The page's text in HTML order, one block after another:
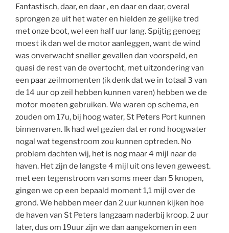
Fantastisch, daar, en daar , en daar en daar, overal
sprongen ze uit het water en hielden ze gelijke tred
met onze boot, wel een half uur lang. Spijtig genoeg
moest ik dan wel de motor aanleggen, want de wind
was onverwacht sneller gevallen dan voorspeld, en
quasi de rest van de overtocht, met uitzondering van
een paar zeilmomenten (ik denk dat we in totaal 3 van
de 14 uur op zeil hebben kunnen varen) hebben we de
motor moeten gebruiken. We waren op schema, en
zouden om 17u, bij hoog water, St Peters Port kunnen
binnenvaren. Ik had wel gezien dat er rond hoogwater
nogal wat tegenstroom zou kunnen optreden. No
problem dachten wij, het is nog maar 4 mijl naar de
haven. Het zijn de langste 4 mijl uit ons leven geweest.
met een tegenstroom van soms meer dan 5 knopen,
gingen we op een bepaald moment 1,1 mijl over de
grond. We hebben meer dan 2 uur kunnen kijken hoe
de haven van St Peters langzaam naderbij kroop. 2 uur
later, dus om 19uur zijn we dan aangekomen in een